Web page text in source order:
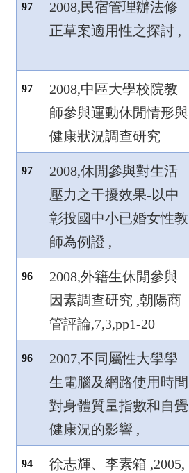
97 2008,民宿管理辦法修
正草案適用性之探討 ,
97 2008,中區大學校院教
師參與運動休閒情形與
健康狀況調查研究
97 2008,休閒參與對生活
壓力之干擾效果-以中
彰投國中小已婚女性教
師為例證 ,
96 2008,外籍生休閒參與
因素調查研究 ,朝陽商
管評論,7,3,pp1-20
96 2007,不同屬性大學學
生電腦及網路使用時間
對身體質量指數和自覺
健康況的影響 ,
94
徐志輝、李素箱 ,2005,